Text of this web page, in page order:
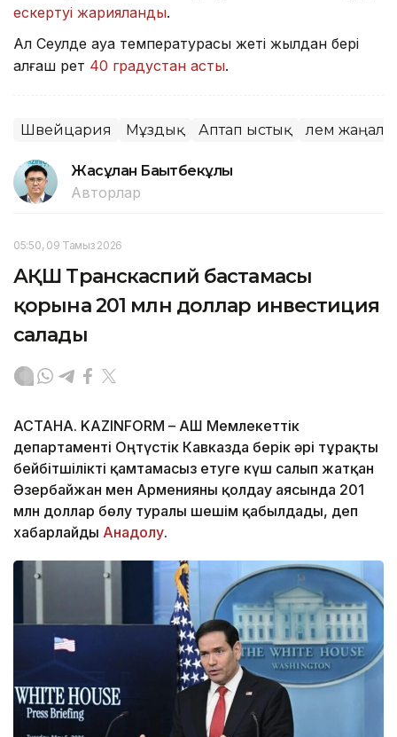
ескертуі жарияланды.
Ал Сеулде ауа температурасы жеті жылдан бері
алғаш рет 40 градустан асты.
Швейцария Мұздық Аптап ыстық Әлем
Жасұлан Бақытбекұлы
Авторлар
05:50, 09 Тамыз 2026
АҚШ Транскаспий бастамасы
қорына 201 млн доллар инвестиция
салады
АСТАНА. KAZINFORM – АҚШ Мемлекеттік
департаменті Оңтүстік Кавказда берік әрі тұрақты
бейбітшілікті қамтамасыз етуге күш салып жатқан
Әзербайжан мен Арменияны қолдау аясында 201
млн доллар бөлу туралы шешім қабылдады, деп
хабарлайды Анадолу.